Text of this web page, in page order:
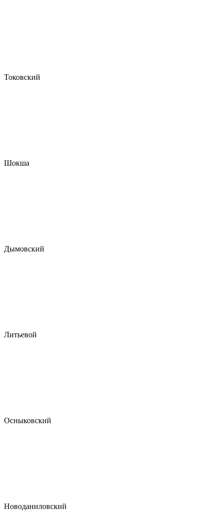
Токовский
Шокша
Дымовский
Литьевой
Осныковский
Новоданиловский